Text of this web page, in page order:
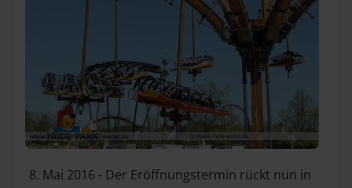
8. Mai 2016 - Der Eröffnungstermin rückt nun in